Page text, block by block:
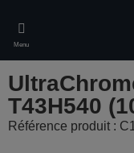
main
content
Menu
T43H540
Référence produit :